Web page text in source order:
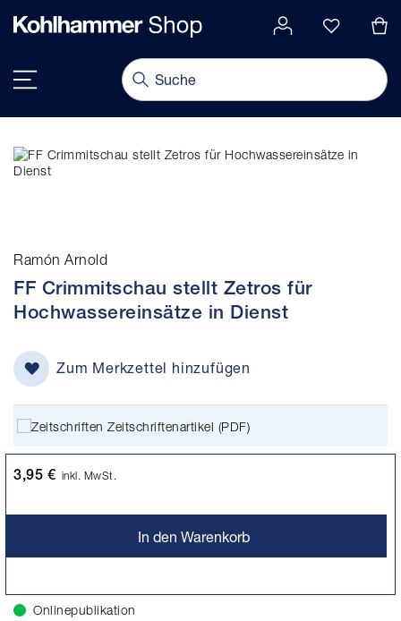
springen
Ramón Arnold
FF Crimmitschau stellt Zetros für
Hochwassereinsätze in Dienst
Zum Merkzettel hinzufügen
Zeitschriftenartikel (PDF)
3,95 € inkl. MwSt.
In den Warenkorb
Onlinepublikation